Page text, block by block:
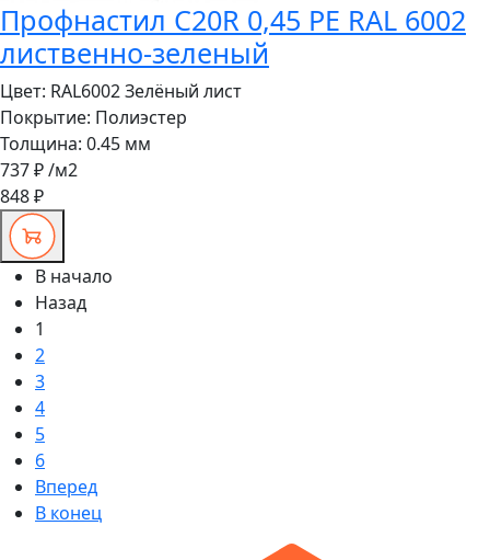
Профнастил C20R 0,45 PE RAL 6002
лиственно-зеленый
Цвет: RAL6002 Зелёный лист
Покрытие: Полиэстер
Толщина: 0.45 мм
737 ₽/м2
848 ₽
В начало
Назад
1
2
3
4
5
6
Вперед
В конец